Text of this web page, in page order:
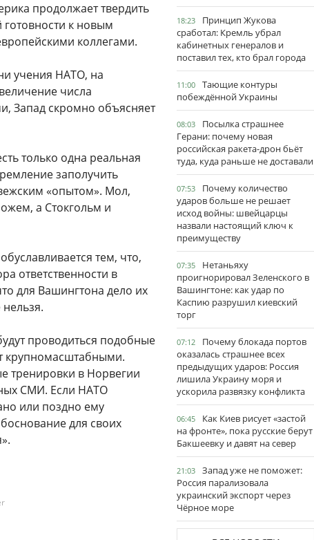
продолжает твердить
к новым
коллегами.
учения НАТО, на
числа
Запад скромно объясняет
только одна реальная
заполучить
«опытом». Мол,
а Стокгольм и
тем, что,
ответственности в
для Вашингтона дело их
проводиться подобные
крупномасштабными.
тренировки в Норвегии
СМИ. Если НАТО
или поздно ему
для своих
18:23
Принцип Жукова
сработал: Кремль убрал
кабинетных генералов и
поставил тех, кто брал города
11:00
Тающие контуры
побеждённой Украины
08:03
Посылка страшнее
Герани: почему новая
российская ракета-дрон бьёт
туда, куда раньше не доставали
07:53
Почему количество
ударов больше не решает
исход войны: швейцарцы
назвали настоящий ключ к
преимуществу
07:35
Нетаньяху
проигнорировал Зеленского в
Вашингтоне: как удар по
Каспию разрушил киевский
торг
07:12
Почему блокада портов
оказалась страшнее всех
предыдущих ударов: Россия
лишила Украину моря и
ускорила развязку конфликта
06:45
Как Киев рисует «застой
на фронте», пока русские берут
Бакшеевку и давят на север
21:03
Запад уже не поможет:
Россия парализовала
украинский экспорт через
Чёрное море